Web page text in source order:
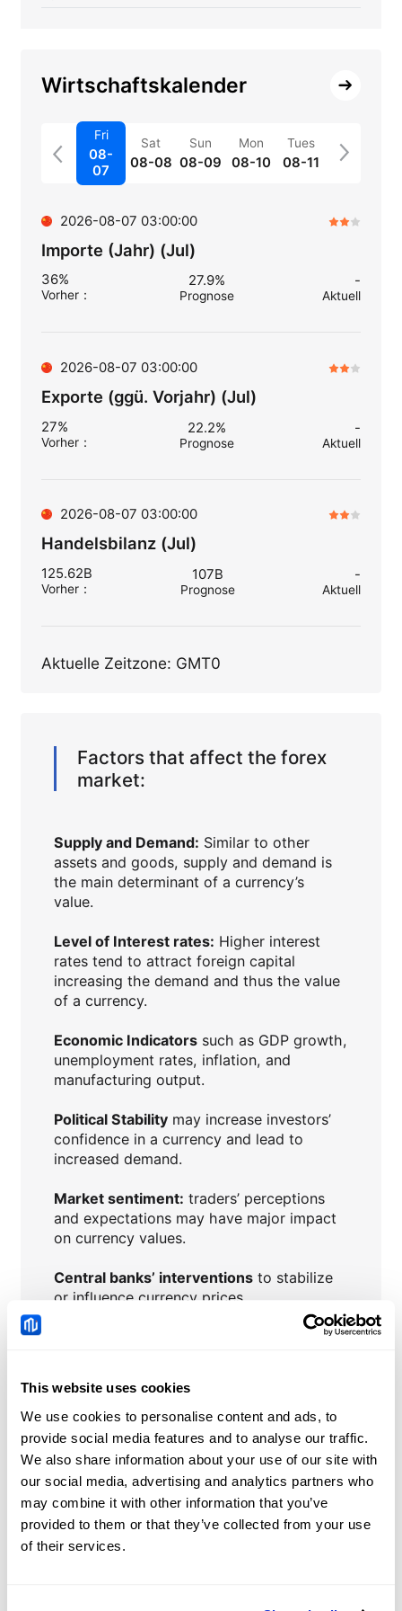
This website uses cookies
We use cookies to personalise content and ads, to
provide social media features and to analyse our traffic.
We also share information about your use of our site with
our social media, advertising and analytics partners who
may combine it with other information that you’ve
provided to them or that they’ve collected from your use
of their services.
Wirtschaftskalender
Fri
08-
07
Sat
08-08
Sun
08-09
Mon
08-10
Tues
08-11
2026-08-07 03:00:00
Importe (Jahr) (Jul)
36%
Vorher：
27.9%
Prognose
-
Aktuell
2026-08-07 03:00:00
Exporte (ggü. Vorjahr) (Jul)
27%
Vorher：
22.2%
Prognose
-
Aktuell
2026-08-07 03:00:00
Handelsbilanz (Jul)
125.62B
Vorher：
107B
Prognose
-
Aktuell
Aktuelle Zeitzone: GMT0
Factors that affect the forex
market:
Supply and Demand: Similar to other
assets and goods, supply and demand is
the main determinant of a currency’s
value.
Level of Interest rates: Higher interest
rates tend to attract foreign capital
increasing the demand and thus the value
of a currency.
Economic Indicatorssuch as GDP growth,
unemployment rates, inflation, and
manufacturing output.
Political Stabilitymay increase investors’
confidence in a currency and lead to
increased demand.
Market sentiment: traders’ perceptions
and expectations may have major impact
on currency values.
Central banks’ interventionsto stabilize
or influence currency prices.
GBPUSDNachrichten
Australische Dollar-
Bullen bleiben an der
Seitenlinie, da Iran-
Risiken den USD vor den
2026-08-07 10:18:07 (GMT+0)